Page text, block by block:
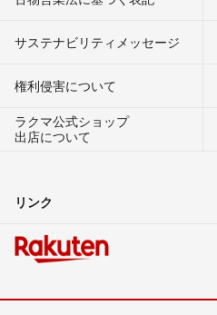
サステナビリティメッセージ
権利侵害について
ラクマ公式ショップ
出店について
リンク